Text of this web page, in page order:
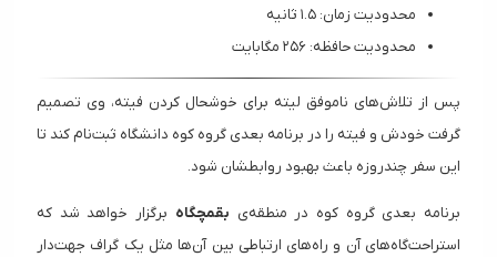
محدودیت زمان: ۱.۵ ثانیه
محدودیت حافظه: ۲۵۶ مگابایت
پس از تلاش‌های ناموفق لیته برای خوشحال کردن فیته، وی تصمیم
گرفت خودش و فیته را در برنامه بعدی گروه کوه دانشگاه ثبت‌نام کند تا
این سفر چندروزه باعث بهبود روابطشان شود.
برنامه بعدی گروه کوه در منطقه‌ی بقمچگاه برگزار خواهد شد که
استراحت‌گاه‌های آن و راه‌های ارتباطی بین آن‌ها مثل یک گراف جهت‌دار